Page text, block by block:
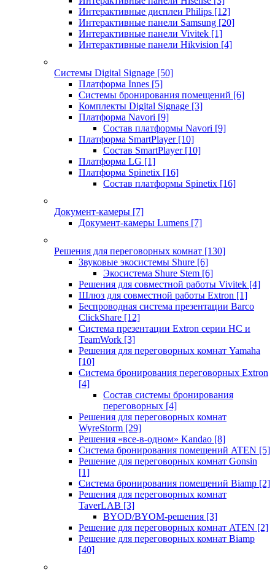
Интерактивные дисплеи Philips [12]
Интерактивные панели Samsung [20]
Интерактивные панели Vivitek [1]
Интерактивные панели Hikvision [4]
Системы Digital Signage [50]
Платформа Innes [5]
Системы бронирования помещений [6]
Комплекты Digital Signage [3]
Платформа Navori [9]
Состав платформы Navori [9]
Платформа SmartPlayer [10]
Состав SmartPlayer [10]
Платформа LG [1]
Платформа Spinetix [16]
Состав платформы Spinetix [16]
Документ-камеры [7]
Документ-камеры Lumens [7]
Решения для переговорных комнат [130]
Звуковые экосистемы Shure [6]
Экосистема Shure Stem [6]
Решения для совместной работы Vivitek [4]
Шлюз для совместной работы Extron [1]
Беспроводная система презентации Barco
ClickShare [12]
Система презентации Extron серии HC и
TeamWork [3]
Решения для переговорных комнат Yamaha
[10]
Система бронирования переговорных Extron
[4]
Состав системы бронирования
переговорных [4]
Решения для переговорных комнат
WyreStorm [29]
Решения «все-в-одном» Kandao [8]
Система бронирования помещений ATEN [5]
Решение для переговорных комнат Gonsin
[1]
Система бронирования помещений Biamp [2]
Решения для переговорных комнат
TaverLAB [3]
BYOD/BYOM-решения [3]
Решение для переговорных комнат ATEN [2]
Решение для переговорных комнат Biamp
[40]